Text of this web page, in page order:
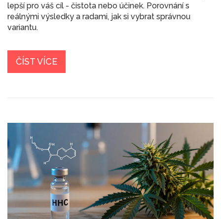
lepší pro váš cíl - čistota nebo účinek. Porovnání s
reálnými výsledky a radami, jak si vybrat správnou
variantu.
ČÍST VÍCE